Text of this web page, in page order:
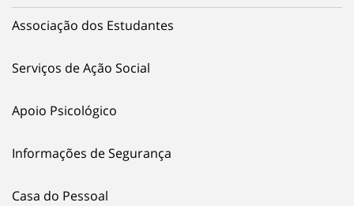
Associação dos Estudantes
Serviços de Ação Social
Apoio Psicológico
Informações de Segurança
Casa do Pessoal